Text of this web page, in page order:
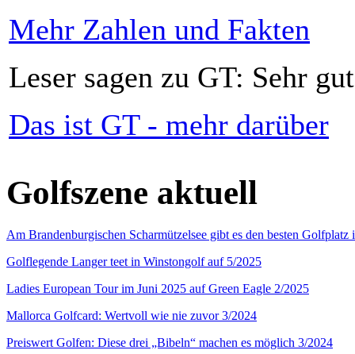
Mehr Zahlen und Fakten
Leser sagen zu GT: Sehr
Das ist GT - mehr darüber
Golfszene aktuell
Am Brandenburgischen Scharmützelsee gibt es den besten
Golflegende Langer teet in Winstongolf auf 5/2025
Ladies European Tour im Juni 2025 auf Green Eagle 2/2025
Mallorca Golfcard: Wertvoll wie nie zuvor 3/2024
Preiswert Golfen: Diese drei „Bibeln“ machen es möglich 3/2024